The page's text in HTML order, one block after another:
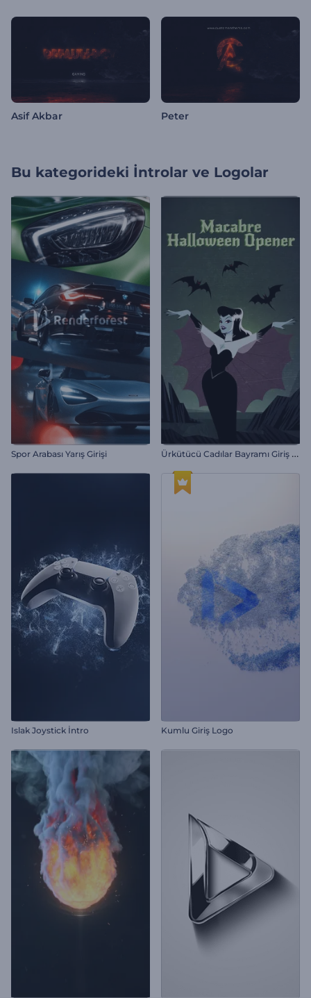
Asif Akbar Peter
Bu kategorideki İntrolar ve Logolar
Spor Arabası Yarış Girişi Ü
rkütücü Cadılar Bayramı Giriş Videosu
Islak Joystick İntro Kumlu Giriş Logo